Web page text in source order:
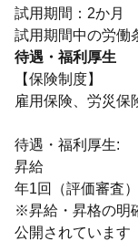
試用期間：2か月
試用期間中の労働
待遇・福利厚生
【保険制度】
雇用保険、労災保
待遇・福利厚生:
昇給
年1回（評価審査）
※昇給・昇格の明
公開されています